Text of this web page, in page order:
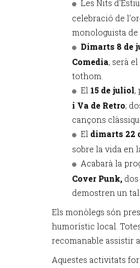
Les Nits
celebració de
monologuista
Dimarts 8 de
Comedia, serà
tothom.
El 15 de juliol,
i Va de Retro;
cançons
El dimarts 22
sobre la vida en
Acabarà la
Cover Punk,
demostren un
Els monòlegs són
humorístic local.
recomanable assistir
Aquestes activitats